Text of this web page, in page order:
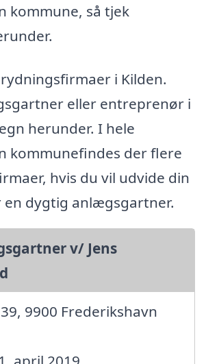
kommune, så tjek
i Kilden.
eller entreprenør i
herunder. I hele
kommunefindes der flere
hvis du vil udvide din
en dygtig anlægsgartner.
v/ Jens
9900 Frederikshavn